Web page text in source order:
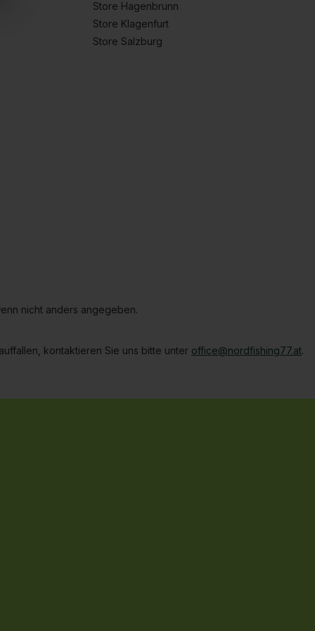
Store Hagenbrunn
Store Klagenfurt
Store Salzburg
nicht anders angegeben.
kontaktieren Sie uns bitte unter office@nordfishing77.at.